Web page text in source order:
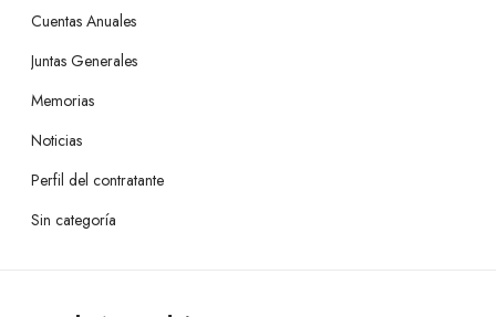
Cuentas Anuales
Juntas Generales
Memorias
Noticias
Perfil del contratante
Sin categoría